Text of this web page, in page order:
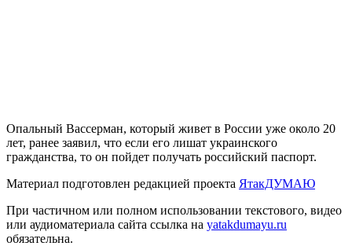
Опальный Вассерман, который живет в России уже около 20
лет, ранее заявил, что если его лишат украинского
гражданства, то он пойдет получать российский паспорт.
Материал подготовлен редакцией проекта ЯтакДУМАЮ
При частичном или полном использовании текстового, видео
или аудиоматериала сайта ссылка на yatakdumayu.ru
обязательна.